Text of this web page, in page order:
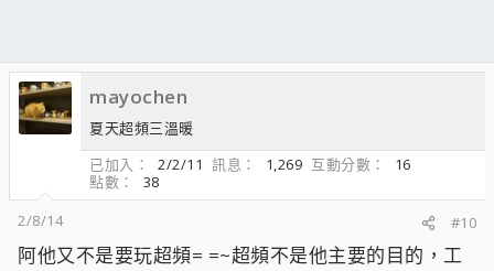
mayochen
夏天超頻三溫暖
已加入
2/2/11 訊息 1,269 互動分數
16
點數
38
2/8/14
#10
阿他又不是要玩超頻= =~超頻不是他主要的目的，工